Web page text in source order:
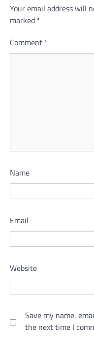
Your email address will
marked *
Comment *
Name
Email
Website
Save my name,
the next time I